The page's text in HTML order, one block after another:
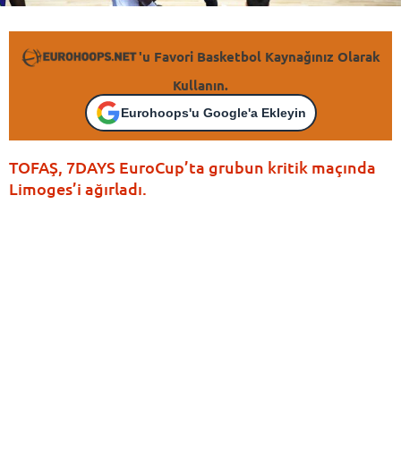
'u Favori Basketbol Kaynağınız Olarak
Kullanın.
Eurohoops'u Google'a Ekleyin
TOFAŞ, 7DAYS EuroCup’ta grubun kritik maçında
Limoges’i ağırladı.